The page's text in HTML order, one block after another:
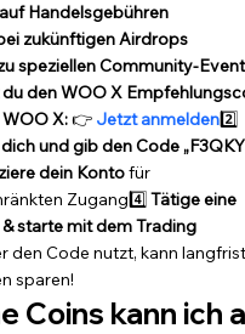
Handelsgebühren
zukünftigen Airdrops
speziellen Community-
den WOO X
X: 👉 Jetzt anmelden2️⃣
und gib den Code
dein Konto für
Zugang4️⃣ Tätige eine
& starte mit dem Trading
den Code nutzt, kann
sparen!
Coins kann ich